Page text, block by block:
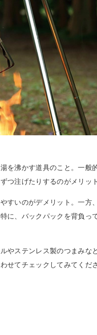
を沸かす道具のこと。一般
つ注げたりするのがメリッ
すいのがデメリット。一方
に、バックパックを背負っ
やステンレス製のつまみな
せてチェックしてみてくださ